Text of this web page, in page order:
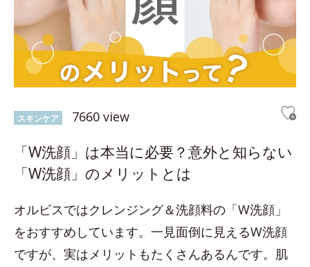
スキンケア 7660 view
「W洗顔」は本当に必要？意外と知らない
「W洗顔」のメリットとは
オルビスではクレンジング＆洗顔料の「W洗顔」
をおすすめしています。一見面倒に見えるW洗顔
ですが、実はメリットもたくさんあるんです。肌